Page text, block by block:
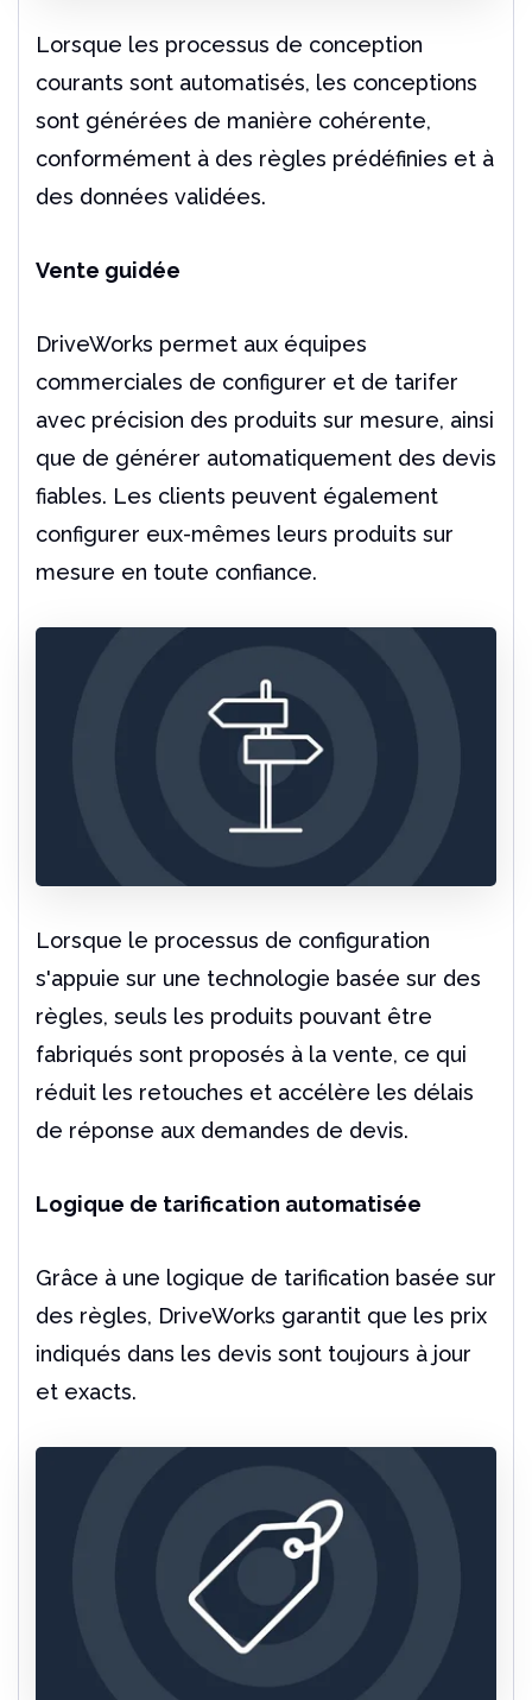
Lorsque les processus de conception
courants sont automatisés, les conceptions
sont générées de manière cohérente,
conformément à des règles prédéfinies et à
des données validées.
Vente guidée
DriveWorks permet aux équipes
commerciales de configurer et de tarifer
avec précision des produits sur mesure, ainsi
que de générer automatiquement des devis
fiables. Les clients peuvent également
configurer eux-mêmes leurs produits sur
mesure en toute confiance.
Lorsque le processus de configuration
s'appuie sur une technologie basée sur des
règles, seuls les produits pouvant être
fabriqués sont proposés à la vente, ce qui
réduit les retouches et accélère les délais
de réponse aux demandes de devis.
Logique de tarification automatisée
Grâce à une logique de tarification basée sur
des règles, DriveWorks garantit que les prix
indiqués dans les devis sont toujours à jour
et exacts.